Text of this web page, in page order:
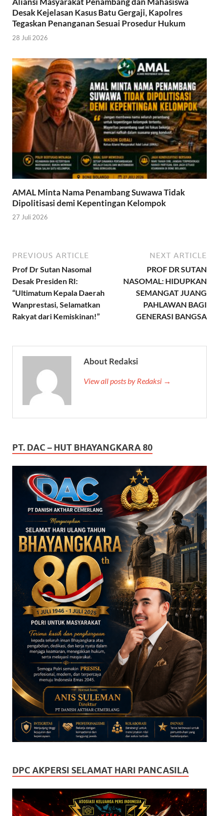
Desak Kejelasan Kasus Batu Gergaji, Kapolres
Tegaskan Penanganan Sesuai Prosedur Hukum
28 Juli 2026
AMAL Minta Nama Penambang Suwawa Tidak
Dipolitisasi demi Kepentingan Kelompok
27 Juli 2026
PREVIOUS ARTICLE
Prof Dr Sutan Nasomal
Desak Presiden RI:
“Ultimatum Kepala Daerah
Wanprestasi, Selamatkan
Rakyat dari Kemiskinan!”
NEXT ARTICLE
PROF DR SUTAN
NASOMAL: HIDUPKAN
SEMANGAT JUANG
PAHLAWAN BAGI
GENERASI BANGSA
About Redaksi
View all posts by Redaksi →
PT. DAC – HUT BHAYANGKARA 80
DPC AKPERSI SELAMAT HARI PANCASILA